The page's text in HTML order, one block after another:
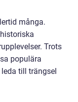
många.
Trots
populära
till trängsel